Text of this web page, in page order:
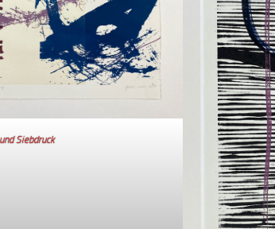
Siebdruck